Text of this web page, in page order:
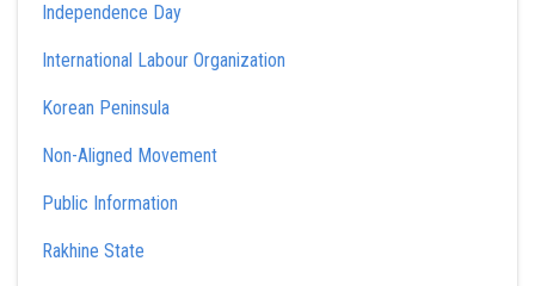
Independence Day
International Labour Organization
Korean Peninsula
Non-Aligned Movement
Public Information
Rakhine State